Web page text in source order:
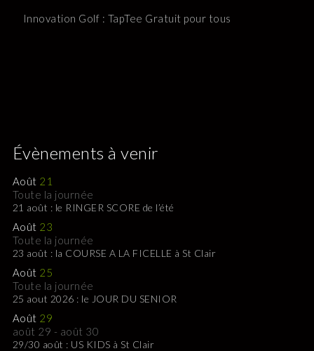
Innovation Golf : TapTee Gratuit pour tous
Évènements à venir
Août 21
Toute la journée
21 août : le RINGER SCORE de l’été
Août 23
Toute la journée
23 août : la COURSE A LA FICELLE à St Clair
Août 25
Toute la journée
25 aout 2026 : le JOUR DU SENIOR
Août 29
août 29 - août 30
29/30 août : US KIDS à St Clair